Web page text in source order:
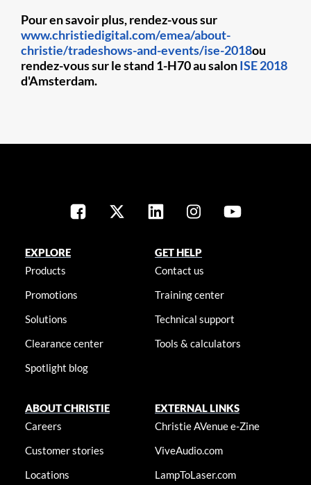
Pour en savoir plus, rendez-vous sur
www.christiedigital.com/emea/about-
christie/tradeshows-and-events/ise-2018ou
rendez-vous sur lestand 1-H70 au salonISE 2018
d'Amsterdam.
EXPLORE
Products
Promotions
Solutions
Clearance center
Spotlight blog
GET HELP
Contact us
Training center
Technical support
Tools & calculators
ABOUT CHRISTIE
Careers
Customer stories
Locations
EXTERNAL LINKS
Christie AVenue e-Zine
ViveAudio.com
LampToLaser.com